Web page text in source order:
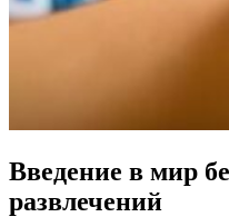
Введение в мир
развлечений